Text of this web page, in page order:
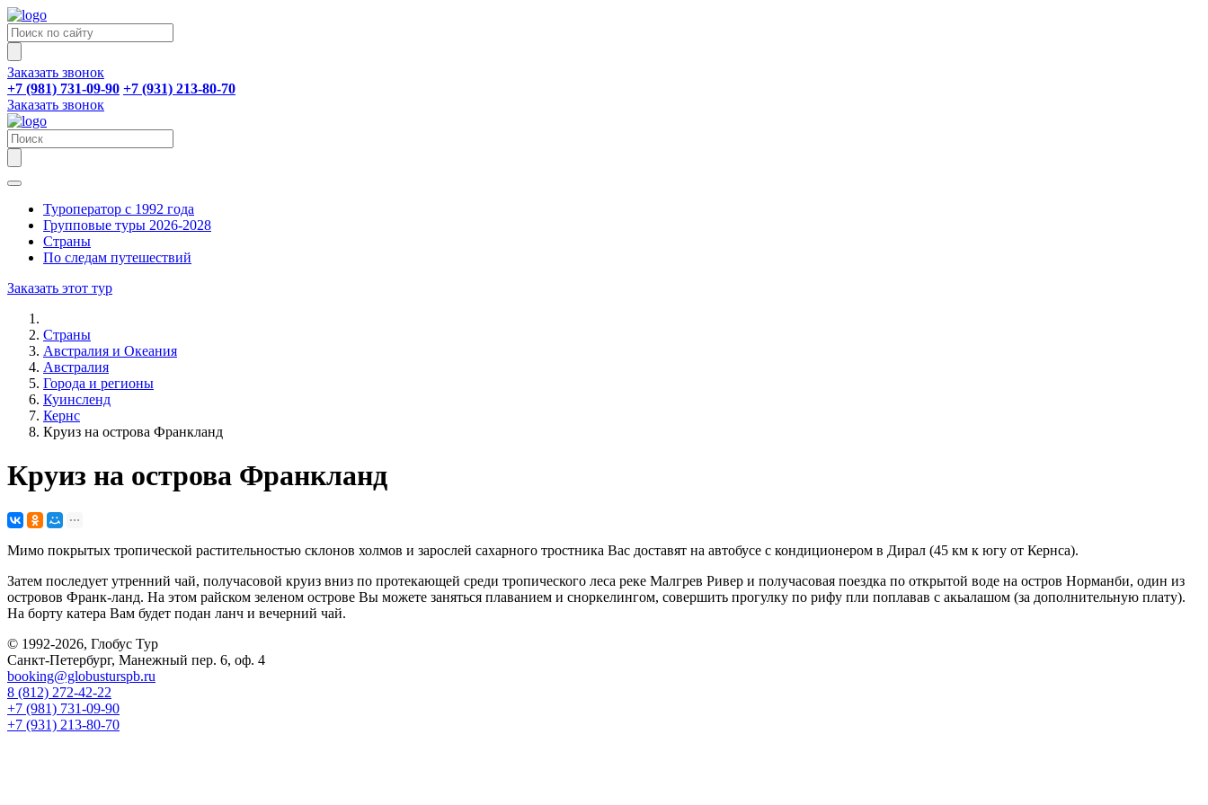
Заказать звонок
+7 (981) 731-09-90 +7 (931) 213-80-70
Заказать звонок
Туроператор с 1992 года
Групповые туры 2026-2028
Страны
По следам путешествий
Заказать этот тур
Страны
Австралия и Океания
Австралия
Города и регионы
Куинсленд
Кернс
Круиз на острова Франкланд
Круиз на острова Франкланд
Мимо покрытых тропической растительностью склонов холмов и зарослей сахарного тростника Вас доставят на автобусе с кондиционером в Дирал (45 км к югу от Кернса).
Затем последует утренний чай, получасовой круиз вниз по протекающей среди тропического леса реке Малгрев Ривер и получасовая поездка по открытой воде на остров Норманби, один из
островов Франк-ланд. На этом райском зеленом острове Вы можете заняться плаванием и сноркелингом, совершить прогулку по рифу пли поплавав с акьалашом (за дополнительную плату).
На борту катера Вам будет подан ланч и вечерний чай.
© 1992-2026, Глобус Тур
Санкт-Петербург, Манежный пер. 6, оф. 4
booking@globusturspb.ru
8 (812) 272-42-22
+7 (981) 731-09-90
+7 (931) 213-80-70